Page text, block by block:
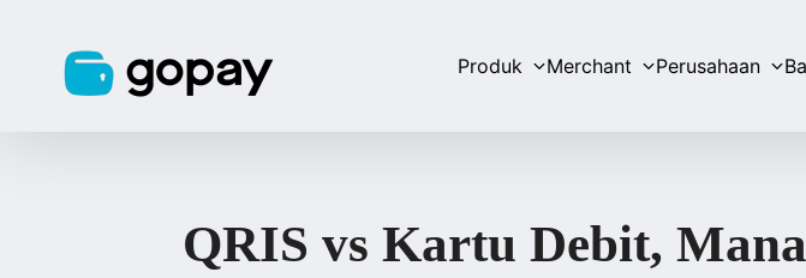
Produk Merchant Perusahaan
QRIS vs Kartu Debit,